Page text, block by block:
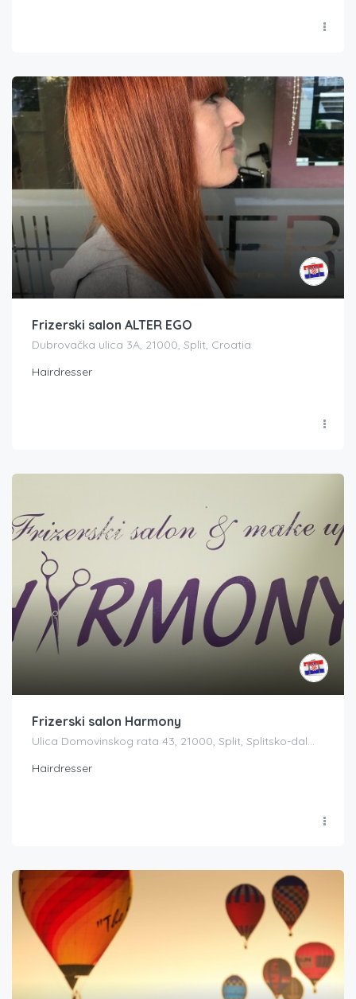
Frizerski salon ALTER EGO
Dubrovačka ulica 3A, 21000, Split, Croatia
Hairdresser
Frizerski salon Harmony
Ulica Domovinskog rata 43, 21000, Split, Splitsko-dalmatinska županija, Croatia
Hairdresser